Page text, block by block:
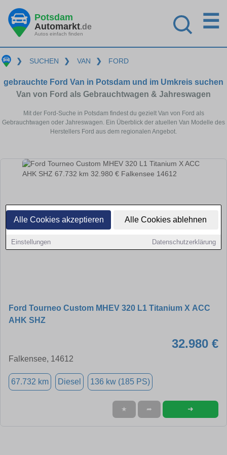
Alle Cookies akzeptieren Alle Cookies ablehnen
Einstellungen Datenschutzerklärung
Potsdam
Automarkt.de
Autos einfach finden
☰
❯ SUCHEN ❯ VAN ❯ FORD
gebrauchte Ford Van in Potsdam und im Umkreis suchen
Van von Ford als Gebrauchtwagen & Jahreswagen
Mit der Ford-Suche in Potsdam findest du gezielt Van von Ford als
Gebrauchtwagen oder Jahreswagen. Ein Überblick der atuellen Van Modelle des
Herstellers Ford aus dem regionalen Angebot.
Ford Tourneo Custom MHEV 320 L1 Titanium X ACC
AHK SHZ
32.980 €
Falkensee, 14612
67.732 km Diesel 136 kw (185 PS)
★ ➦ ➜